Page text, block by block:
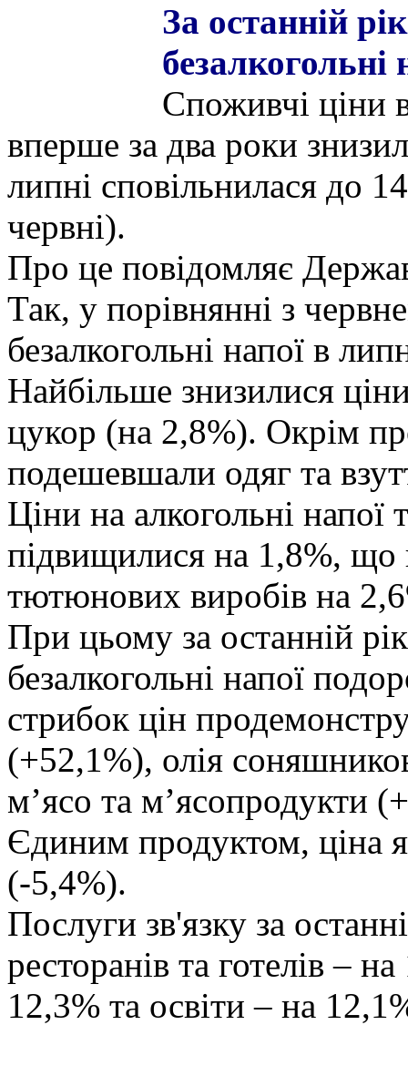
За останній
Споживчі ціни
вперше за два роки
липні сповільнилася до
червні).
Про це повідомляє
Так, у порівнянні з
безалкогольні напої в
Найбільше знизилися
цукор (на 2,8%). Окрім
подешевшали одяг та
Ціни на алкогольні
підвищилися на 1,8%, що
тютюнових виробів на
При цьому за останній
безалкогольні напої
стрибок цін
(+52,1%), олія
м’ясо та м’ясопродукти
Єдиним продуктом, ціна
(-5,4%).
Послуги зв'язку за
ресторанів та готелів –
12,3% та освіти – на